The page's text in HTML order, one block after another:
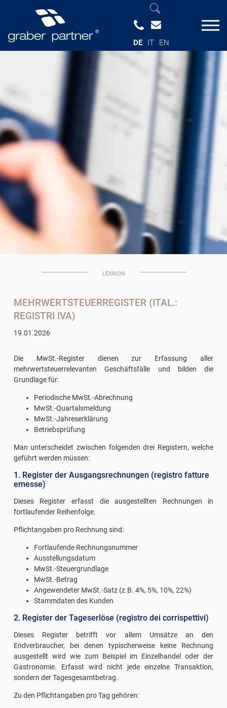
DE IT EN
LEXIKON
MEHRWERTSTEUERREGISTER (ITAL.:
REGISTRI IVA)
19.01.2026
Die MwSt.-Register dienen zur Erfassung aller
mehrwertsteuerrelevanten Geschäftsfälle und bilden die
Grundlage für:
Periodische MwSt.-Abrechnung
MwSt.-Quartalsmeldung
MwSt.-Jahreserklärung
Betriebsprüfung
Man unterscheidet zwischen folgenden drei Registern, welche
geführt werden müssen:
1. Register der Ausgangsrechnungen (registro fatture
emesse)
Dieses Register erfasst die ausgestellten Rechnungen in
fortlaufender Reihenfolge.
Pflichtangaben pro Rechnung sind:
Fortlaufende Rechnungsnummer
Ausstellungsdatum
MwSt.-Steuergrundlage
MwSt.-Betrag
Angewendeter MwSt.-Satz (z.B. 4%, 5%, 10%, 22%)
Stammdaten des Kunden
2. Register der Tageserlöse (registro dei corrispettivi)
Dieses Register betrifft vor allem Umsätze an den
Endverbraucher, bei denen typischerweise keine Rechnung
ausgestellt wird wie zum Beispiel im Einzelhandel oder der
Gastronomie. Erfasst wird nicht jede einzelne Transaktion,
sondern der Tagesgesamtbetrag.
Zu den Pflichtangaben pro Tag gehören: